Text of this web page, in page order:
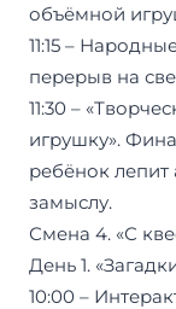
объёмной
11:15 –
перерыв на
11:30 –
игрушку».
ребёнок
замыслу.
Смена 4. «С
День 1.
10:00 –